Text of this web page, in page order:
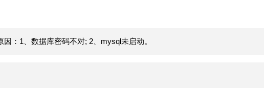
：1、数据库密码不对; 2、mysql未启动。